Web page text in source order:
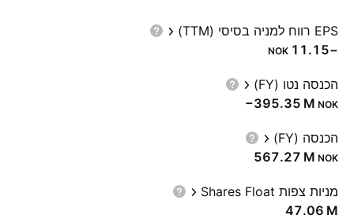
EPS רווח למניה בסיסי (TTM)
−11.15
NOK
הכנסה נטו (FY)
‪−395.35 M‬ NOK
הכנסה (FY)
‪567.27 M‬ NOK
מניות צפות Shares Float
‪47.06 M‬